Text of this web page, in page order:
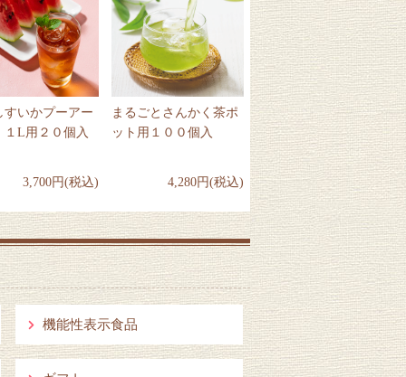
すいかプーアー
L用２０個入
3,700円(税込)
まるごとさんかく茶ポ
ット用１００個入
4,280円(税込)
機能性表示食品